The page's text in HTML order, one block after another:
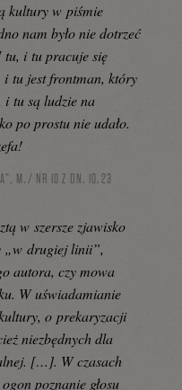
kultury w piśmie
nam było nie dotrzeć
i tu pracuje się
tu jest frontman, który
i tu są ludzie na
po prostu nie udało.
M./ NR 10 Z DN. 10.23
w szersze zjawisko
„w drugiej linii”,
autora, czy mowa
W uświadamianie
o prekaryzacji
niezbędnych dla
[…]. W czasach
poznanie głosu